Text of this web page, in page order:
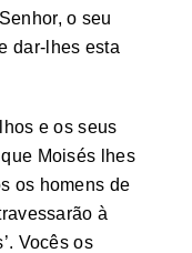
o seu
dar-lhes esta
e os seus
Moisés lhes
os homens de
à
Vocês os